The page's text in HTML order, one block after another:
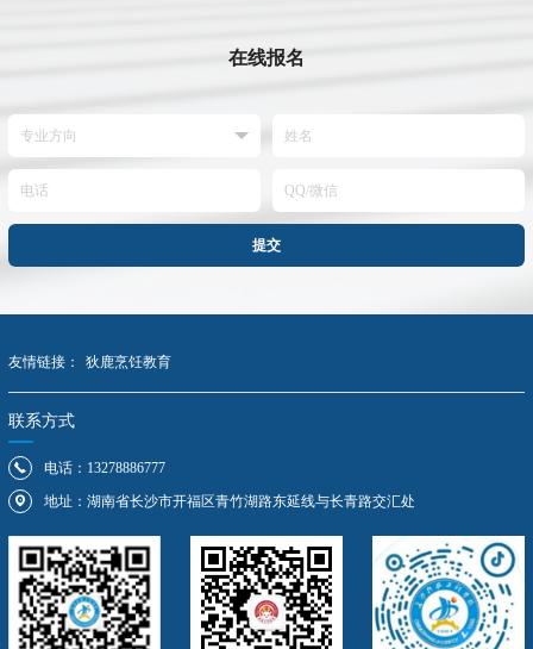
在线报名
提交
友情链接： 狄鹿烹饪教育
联系方式
电话：13278886777
地址：湖南省长沙市开福区青竹湖路东延线与长青路交汇处